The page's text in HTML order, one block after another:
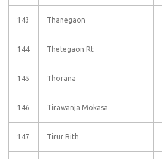
143 Thanegaon
144 Thetegaon Rt
145 Thorana
146 Tirawanja Mokasa
147 Tirur Rith